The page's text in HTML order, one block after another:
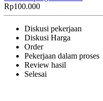
Rp100.000
Diskusi pekerjaan
Diskusi Harga
Order
Pekerjaan dalam proses
Review hasil
Selesai